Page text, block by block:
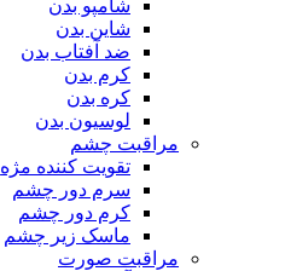
شامپو بدن
شاین بدن
ضد آفتاب بدن
کرم بدن
کره بدن
لوسیون بدن
مراقبت چشم
تقویت کننده مژه
سرم دور چشم
کرم دور چشم
ماسک زیر چشم
مراقبت صورت